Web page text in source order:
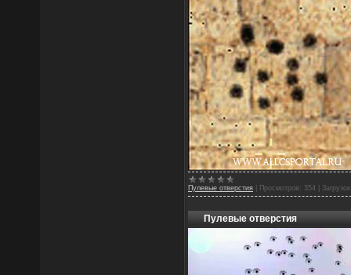
Пулевые отверстия Просмотров: 354
Пулевые отверстия